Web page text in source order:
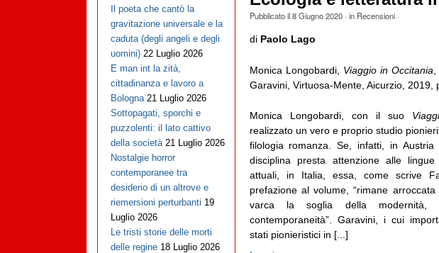
Pubblicato il8 Giugno 2020· in Recensioni·
di Paolo Lago
Monica Longobardi, Viaggio in Occitania
Garavini, Virtuosa-Mente, Aicurzio, 2019,
Monica Longobardi, con il suo
realizzato un vero e proprio studio
filologia romanza. Se, infatti, in
disciplina presta attenzione alle
attuali, in Italia, essa, come scrive
prefazione al volume, “rimane
varca la soglia della modernità,
contemporaneità”. Garavini, i cui
stati pionieristici in [...]
Il poeta che cantò la
gravitazione universale e la
caduta (degli angeli e degli
uomini) 22 Luglio 2026
E man int la zità,
cittadinanza e lavoro a
Bologna 21 Luglio 2026
Sottopagati, sporchi e
puzzolenti: il lato cattivo
della società 21 Luglio 2026
Nostalgie horror
contemporanee tra
desiderio di un altrove e
riemersioni perturbanti 19
Luglio 2026
Le tristi storie delle morti
delle regine 18 Luglio 2026